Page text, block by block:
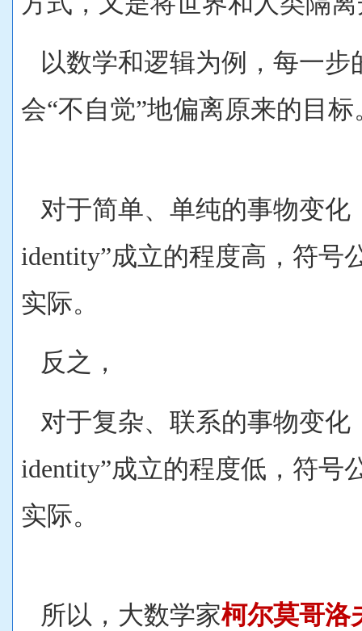
以数学和逻辑为例，每一步
会“不自觉”地偏离原来的目标
对于简单、单纯的事物变化
identity”成立的程度高，符号
实际。
反之，
对于复杂、联系的事物变化
identity”成立的程度低，符号
实际。
所以，大数学家柯尔莫哥洛